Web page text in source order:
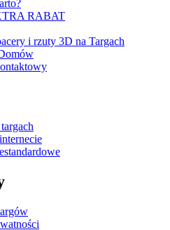
RABAT
i rzuty 3D na Targach